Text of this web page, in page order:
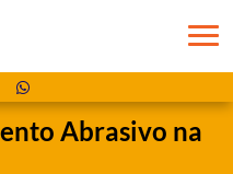
Abrasivo na